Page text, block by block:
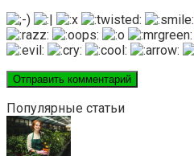
Популярные статьи